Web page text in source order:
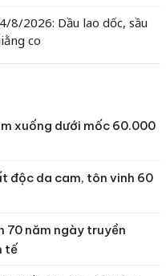
8/2026: Dầu lao dốc, sầu
co
xuống dưới mốc 60.000
độc da cam, tôn vinh 60
70 năm ngày truyền
tế